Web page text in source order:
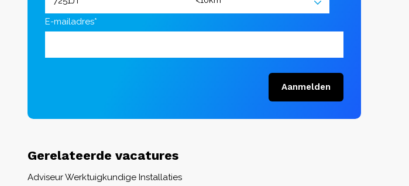
E-mailadres*
Aanmelden
Gerelateerde vacatures
Adviseur Werktuigkundige Installaties